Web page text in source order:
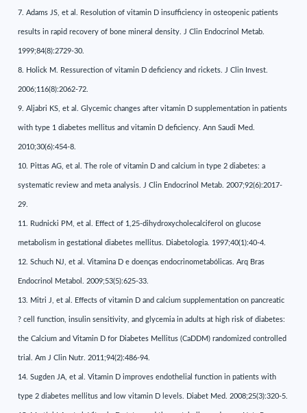
7. Adams JS, et al. Resolution of vitamin D insufficiency in osteopenic patients
results in rapid recovery of bone mineral density. J Clin Endocrinol Metab.
1999;84(8):2729-30.
8. Holick M. Ressurection of vitamin D deficiency and rickets. J Clin Invest.
2006;116(8):2062-72.
9. Aljabri KS, et al. Glycemic changes after vitamin D supplementation in patients
with type 1 diabetes mellitus and vitamin D deficiency. Ann Saudi Med.
2010;30(6):454-8.
10. Pittas AG, et al. The role of vitamin D and calcium in type 2 diabetes: a
systematic review and meta analysis. J Clin Endocrinol Metab. 2007;92(6):2017-
29.
11. Rudnicki PM, et al. Effect of 1,25-dihydroxycholecalciferol on glucose
metabolism in gestational diabetes mellitus. Diabetologia. 1997;40(1):40-4.
12. Schuch NJ, et al. Vitamina D e doenças endocrinometabólicas. Arq Bras
Endocrinol Metabol. 2009;53(5):625-33.
13. Mitri J, et al. Effects of vitamin D and calcium supplementation on pancreatic
? cell function, insulin sensitivity, and glycemia in adults at high risk of diabetes:
the Calcium and Vitamin D for Diabetes Mellitus (CaDDM) randomized controlled
trial. Am J Clin Nutr. 2011;94(2):486-94.
14. Sugden JA, et al. Vitamin D improves endothelial function in patients with
type 2 diabetes mellitus and low vitamin D levels. Diabet Med. 2008;25(3):320-5.